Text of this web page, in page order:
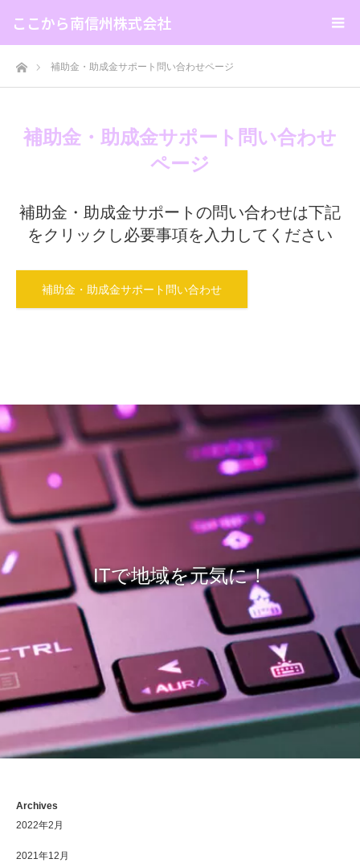
ここから南信州株式会社
ホーム補助金・助成金サポート問い合わせページ
補助金・助成金サポート問い合わせ
ページ
補助金・助成金サポートの問い合わせは下記
をクリックし必要事項を入力してください
補助金・助成金サポート問い合わせ
ITで地域を元気に！
Archives
2022年2月
2021年12月